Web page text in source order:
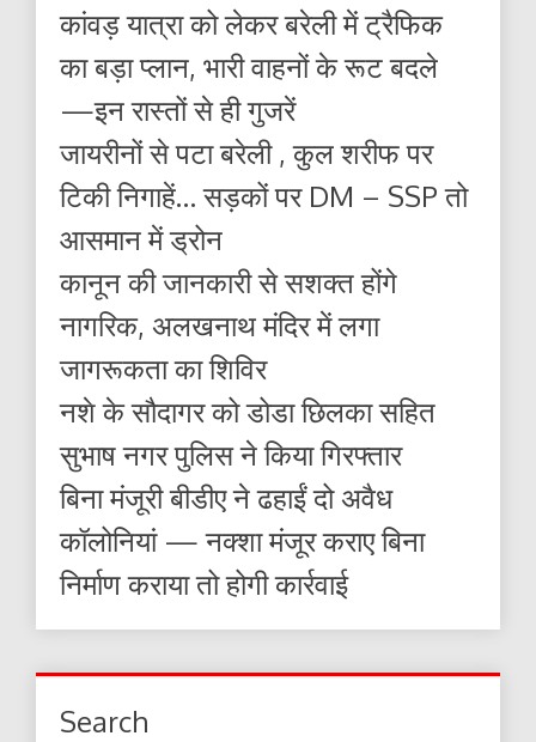
कांवड़ यात्रा को लेकर बरेली में ट्रैफिक
का बड़ा प्लान, भारी वाहनों के रूट बदले
—इन रास्तों से ही गुजरें
जायरीनों से पटा बरेली , कुल शरीफ पर
टिकी निगाहें… सड़कों पर DM – SSP तो
आसमान में ड्रोन
कानून की जानकारी से सशक्त होंगे
नागरिक, अलखनाथ मंदिर में लगा
जागरूकता का शिविर
नशे के सौदागर को डोडा छिलका सहित
सुभाष नगर पुलिस ने किया गिरफ्तार
बिना मंजूरी बीडीए ने ढहाईं दो अवैध
कॉलोनियां — नक्शा मंजूर कराए बिना
निर्माण कराया तो होगी कार्रवाई
Search